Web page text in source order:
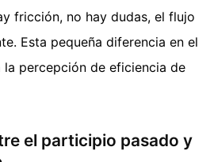
fricción, no hay dudas, el flujo
Esta pequeña diferencia en el
percepción de eficiencia de
el participio pasado y